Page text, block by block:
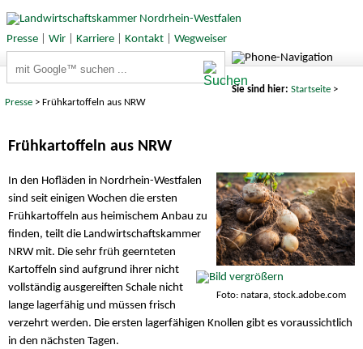
Presse| Wir| Karriere| Kontakt| Wegweiser
Sie sind hier: Startseite>
Presse > Frühkartoffeln aus NRW
Frühkartoffeln aus NRW
Foto: natara, stock.adobe.com
In den Hofläden in Nordrhein-Westfalen
sind seit einigen Wochen die ersten
Frühkartoffeln aus heimischem Anbau zu
finden, teilt die Landwirtschaftskammer
NRW mit. Die sehr früh geernteten
Kartoffeln sind aufgrund ihrer nicht
vollständig ausgereiften Schale nicht
lange lagerfähig und müssen frisch
verzehrt werden. Die ersten lagerfähigen Knollen gibt es voraussichtlich
in den nächsten Tagen.